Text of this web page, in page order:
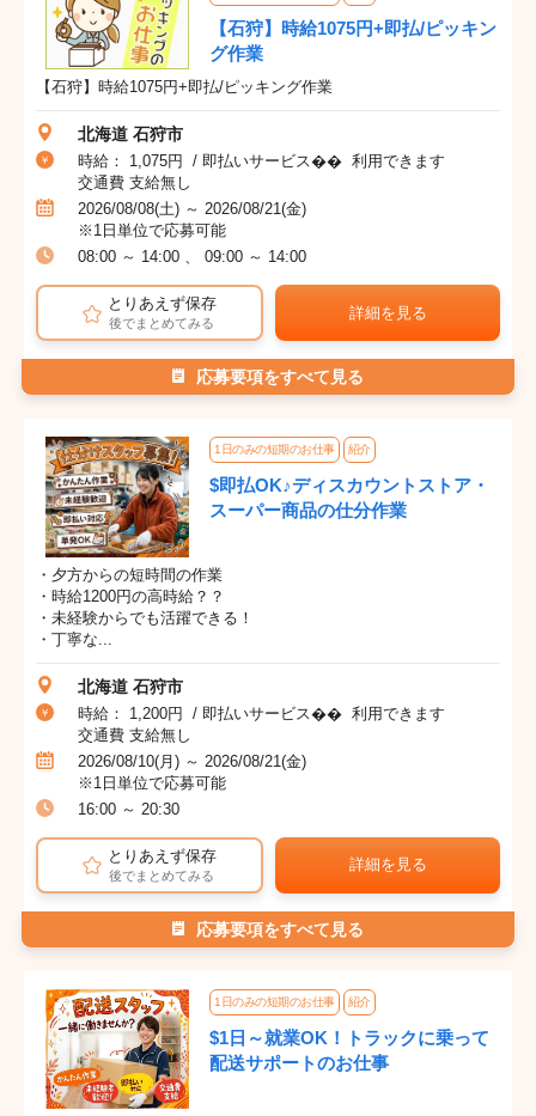
【石狩】時給1075円+即払/ピッキン
グ作業
【石狩】時給1075円+即払/ピッキング作業
北海道 石狩市
時給： 1,075円 / 即払いサービス�� 利用できます
交通費 支給無し
2026/08/08(土) ～ 2026/08/21(金)
※1日単位で応募可能
08:00 ～ 14:00 、 09:00 ～ 14:00
とりあえず保存
後でまとめてみる
詳細を見る
応募要項をすべて見る
1日のみの短期のお仕事 紹介
$即払OK♪ディスカウントストア・
スーパー商品の仕分作業
・夕方からの短時間の作業
・時給1200円の高時給？？
・未経験からでも活躍できる！
・丁寧な...
北海道 石狩市
時給： 1,200円 / 即払いサービス�� 利用できます
交通費 支給無し
2026/08/10(月) ～ 2026/08/21(金)
※1日単位で応募可能
16:00 ～ 20:30
とりあえず保存
後でまとめてみる
詳細を見る
応募要項をすべて見る
1日のみの短期のお仕事 紹介
$1日～就業OK！トラックに乗って
配送サポートのお仕事